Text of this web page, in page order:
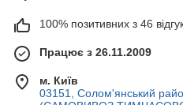
100% позитивних з 46
Працює з 26.11.2009
м. Київ
03151, Солом'янський